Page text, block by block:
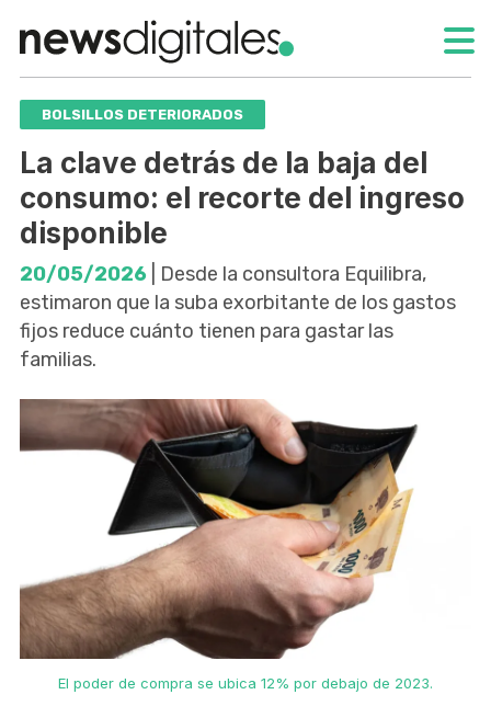
BOLSILLOS DETERIORADOS
La clave detrás de la baja del
consumo: el recorte del ingreso
disponible
20/05/2026 | Desde la consultora Equilibra,
estimaron que la suba exorbitante de los gastos
fijos reduce cuánto tienen para gastar las
familias.
El poder de compra se ubica 12% por debajo de 2023.